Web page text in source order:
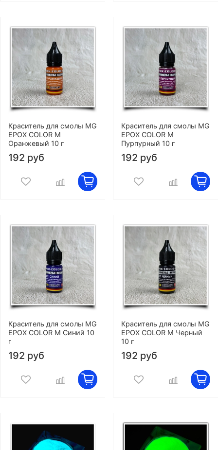
Краситель для смолы MG
EPOX COLOR M
Оранжевый 10 г
192 руб
Краситель для смолы MG
EPOX COLOR M
Пурпурный 10 г
192 руб
Краситель для смолы MG
EPOX COLOR M Синий 10
г
192 руб
Краситель для смолы MG
EPOX COLOR M Черный
10 г
192 руб